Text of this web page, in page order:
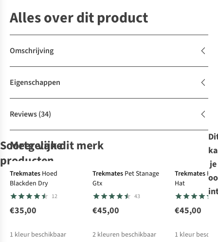
Alles over dit product
Omschrijving
Eigenschappen
Reviews(34)
Soortgelijke
producten
Jack Wolfskin
Hoed Travel Hat
Trekmates
Hoed Borneo
Hat
The North Face
Hoed Horizon
Breeze Brimmer
Gore-Tex
Trekmates
Crookstone
Gore-Tex
Meer van dit merk
Trekmates Hoed
Blackden Dry
12
€35,00
1 kleur beschikbaar
Trekmates Pet Stanage
Gtx
43
€45,00
2 kleuren beschikbaar
Trekmates
Hat
€45,00
1 kleur
je